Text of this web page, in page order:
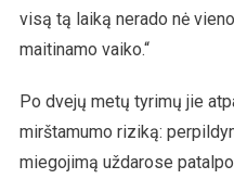
visą tą laiką nerado nė
maitinamo vaiko.“
Po dvejų metų tyrimų jie
mirštamumo riziką:
miegojimą uždarose